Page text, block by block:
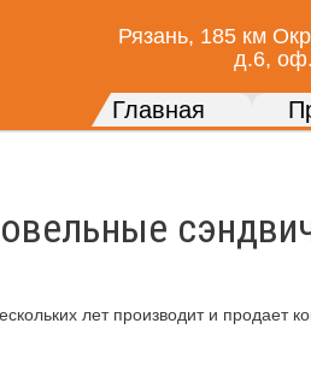
Рязань, 185 км
д.6,
Главная
лет производит и продает